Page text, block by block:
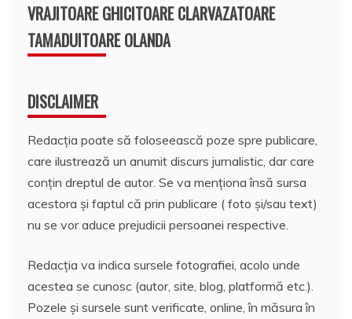
VRAJITOARE GHICITOARE CLARVAZATOARE
TAMADUITOARE OLANDA
DISCLAIMER
Redacția poate să foloseească poze spre publicare,
care ilustrează un anumit discurs jurnalistic, dar care
conțin dreptul de autor. Se va menționa însă sursa
acestora și faptul că prin publicare ( foto și/sau text)
nu se vor aduce prejudicii persoanei respective.
Redacția va indica sursele fotografiei, acolo unde
acestea se cunosc (autor, site, blog, platformă etc.).
Pozele și sursele sunt verificate, online, în măsura în